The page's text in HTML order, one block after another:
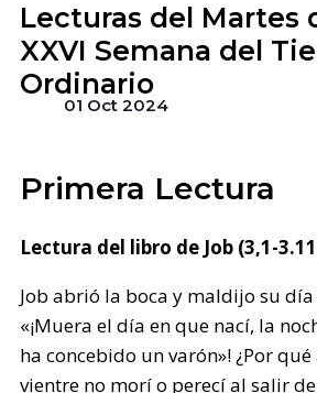
Lecturas del Martes
XXVI Semana del
Ordinario
01 Oct 2024
Primera Lectura
Lectura del libro de Job (3,1-
Job abrió la boca y maldijo su
«¡Muera el día en que nací, la
ha concebido un varón»! ¿Por
vientre no morí o perecí al salir